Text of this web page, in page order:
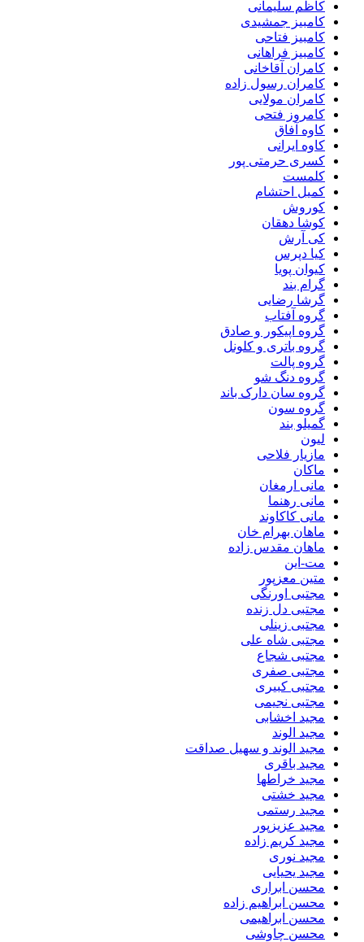
کاظم سلیمانی
کامبیز جمشیدی
کامبیز فتاحی
کامبیز فراهانی
کامران آقاخانی
کامران رسول زاده
کامران مولایی
کامروز فتحی
کاوه آفاق
کاوه ایرانی
کسری حرمتی پور
کلمست
کمیل احتشام
کوروش
کوشا دهقان
کی آرش
کیا دپرس
کیوان پویا
گرام بند
گرشا رضایی
گروه آفتاب
گروه اپیکور و صادق
گروه باتری و کلونل
گروه پالت
گروه دنگ شو
گروه سان دارک باند
گروه سون
گمیلو بند
لیون
مازیار فلاحی
ماکان
مانی ارمغان
مانی رهنما
مانی کاکاوند
ماهان بهرام خان
ماهان مقدس زاده
مت-این
متین معزپور
مجتبی اورنگی
مجتبی دل زنده
مجتبی زینلی
مجتبی شاه علی
مجتبی شجاع
مجتبی صفری
مجتبی کبیری
مجتبی نجیمی
مجید اخشابی
مجید الوند‎
مجید الوند و سهیل صداقت
مجید باقری
مجید خراطها
مجید خشتی
مجید رستمی
مجید عزیزپور
مجید کریم زاده
مجید نوری
مجید یحیایی
محسن ابراری
محسن ابراهیم زاده
محسن ابراهیمی
محسن چاوشی